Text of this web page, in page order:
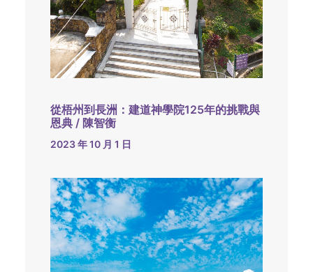
從梧州到長洲：建道神學院125年的挑戰與
恩典 / 陳智衡
2023 年 10 月 1 日